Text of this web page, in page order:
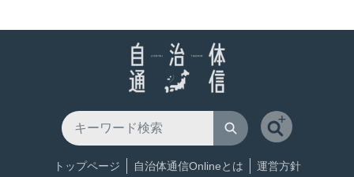
トップページ 自治体通信Onlineとは 運営方針